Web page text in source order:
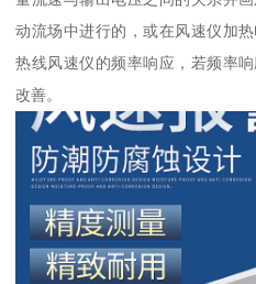
动流场中进行的，或在风速仪加
热线风速仪的频率响应，若频率
改善。